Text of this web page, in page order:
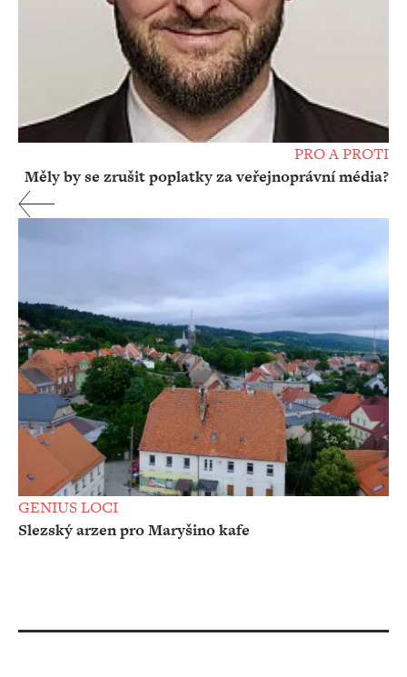
PRO A PROTI
Měly by se zrušit poplatky za veřejnoprávní média?
GENIUS LOCI
Slezský arzen pro Maryšino kafe